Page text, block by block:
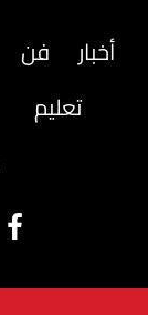
أخبار فن
تعليم